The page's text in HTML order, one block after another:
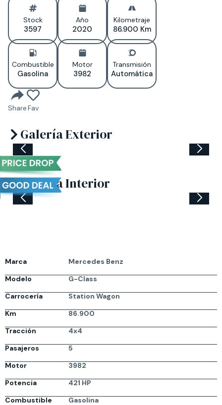
Galería Exterior
Galería Interior
Stock
3597
Año
2020
Kilometraje
86.900 Km
Combustible
Gasolina
Motor
3982
Transmisión
Automática
ShareFav
Marca
Mercedes Benz
Modelo
G-Class
Carrocería
Station Wagon
Km
86.900
Tracción
4x4
Pasajeros
5
Motor
3982
Potencia
421 HP
Combustible
Gasolina